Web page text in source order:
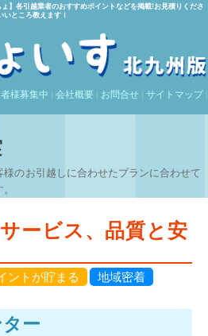
】各引越業者のおすすめポイントなどを掲載!お見積りくださ
ところ教えます！
様募集中 会社概要 お問合せ サイトマップ
のお引越しに合わせたプランに合わせて
ービス、品質と安
ントが貯まる
地域密着
ー